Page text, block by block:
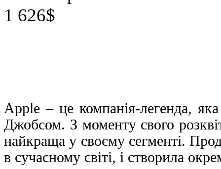
1 626$
Apple – це компанія-легенда,
Джобсом. З моменту свого
найкраща у своєму сегменті.
в сучасному світі, і створила